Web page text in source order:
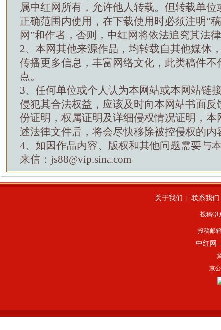
属中红网所有，允许他人转载。但转载单位
正确范围内使用，在下载使用时必须注明“
网”和作者，否则，中红网将依法追究其法
2、本网其他来源作品，均转载自其他媒体
传播更多信息，丰富网络文化，此类稿件不
点。
3、任何单位或个人认为本网站或本网站链
侵犯其合法权益，应该及时向本网站书面反
份证明，权属证明及详细侵权情况证明，本
述法律文件后，将会尽快移除被控侵权的内
4、如因作品内容、版权和其他问题需要与
来信：js88@vip.sina.com
关于我们 联系我们
投稿
投稿邮
中红网
京